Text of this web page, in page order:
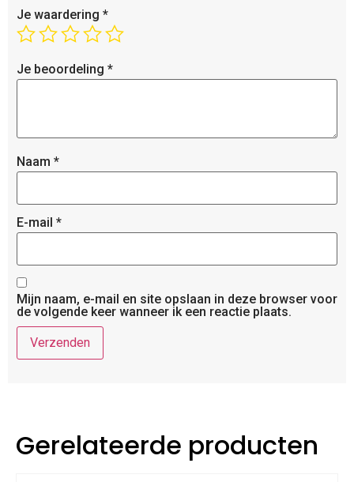
Je waardering *
Je beoordeling *
Naam *
E-mail *
Mijn naam, e-mail en site opslaan in deze browser voor
de volgende keer wanneer ik een reactie plaats.
Gerelateerde producten